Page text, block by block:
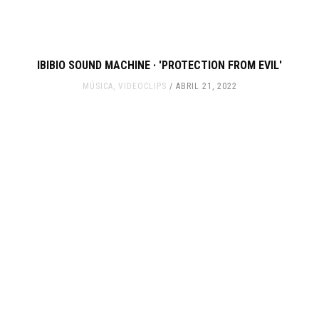
IBIBIO SOUND MACHINE · 'PROTECTION FROM EVIL'
MÚSICA VIDEOCLIPS ABRIL 21, 2022